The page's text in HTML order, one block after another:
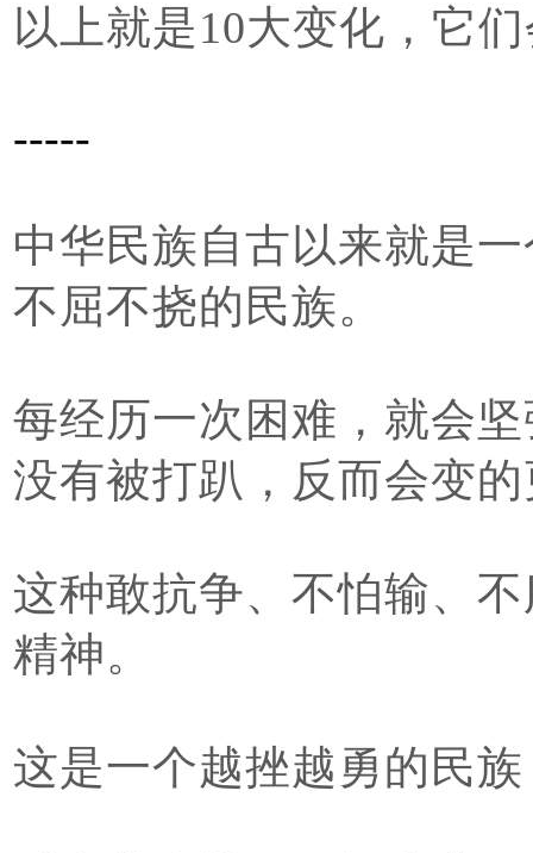
以上就是10大变化，它
-----
中华民族自古以来就是
不屈不挠的民族。
每经历一次困难，就会
没有被打趴，反而会变
这种敢抗争、不怕输、
精神。
这是一个越挫越勇的民